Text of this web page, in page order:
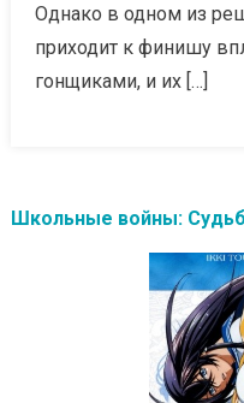
Однако в одном из
приходит к финишу
гонщиками, и их […]
Школьные войны: